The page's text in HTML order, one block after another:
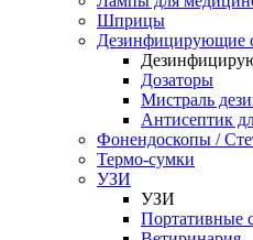
Шприцы
Дезинфицирующие
Дозаторы
Мистраль
Антисептик
Фонендоскопы /
Термо-сумки
УЗИ
УЗИ
Портативные